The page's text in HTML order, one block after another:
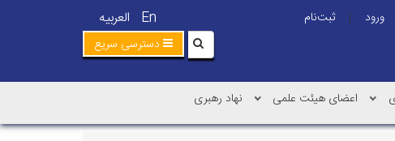
En العربیه ورود |
ثبت‌نام
دسترسی سریع
اعضای هیئت علمی نهاد رهبری